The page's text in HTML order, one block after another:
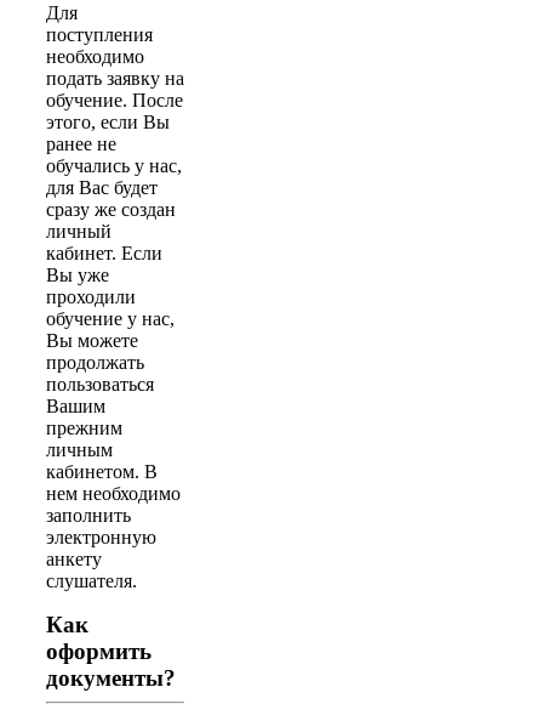
Для
поступления
необходимо
подать заявку на
обучение. После
этого, если Вы
ранее не
обучались у нас,
для Вас будет
сразу же создан
личный
кабинет. Если
Вы уже
проходили
обучение у нас,
Вы можете
продолжать
пользоваться
Вашим
прежним
личным
кабинетом. В
нем необходимо
заполнить
электронную
анкету
слушателя.
Как
оформить
документы?